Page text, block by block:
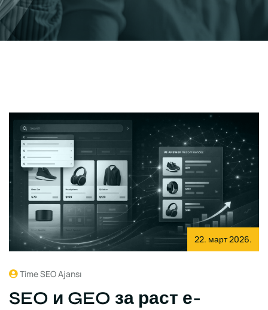
22. март 2026.
Time SEO Ajansı
SEO и GEO за раст е-